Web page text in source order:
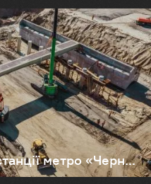
метро «Черн...